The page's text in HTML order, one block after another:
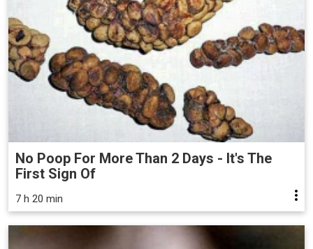
No Poop For More Than 2 Days - It's The
First Sign Of
7 h 20 min